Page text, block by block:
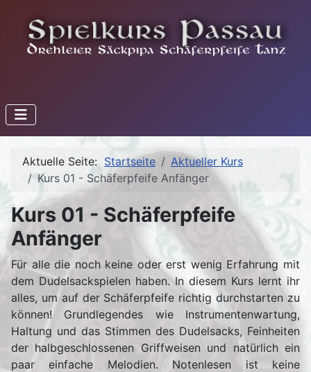
Aktuelle Seite: Startseite
Aktueller Kurs
Kurs 01 - Schäferpfeife Anfänger
Kurs 01 - Schäferpfeife
Anfänger
Für alle die noch keine oder erst wenig Erfahrung mit
dem Dudelsackspielen haben. In diesem Kurs lernt ihr
alles, um auf der Schäferpfeife richtig durchstarten zu
können! Grundlegendes wie Instrumentenwartung,
Haltung und das Stimmen des Dudelsacks, Feinheiten
der halbgeschlossenen Griffweisen und natürlich ein
paar einfache Melodien. Notenlesen ist keine